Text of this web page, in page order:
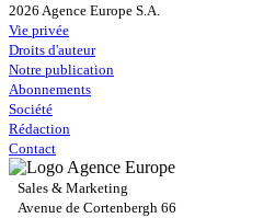
2026 Agence Europe S.A.
Vie privée
Droits d'auteur
Notre publication
Abonnements
Société
Rédaction
Contact
Sales & Marketing
Avenue de Cortenbergh 66